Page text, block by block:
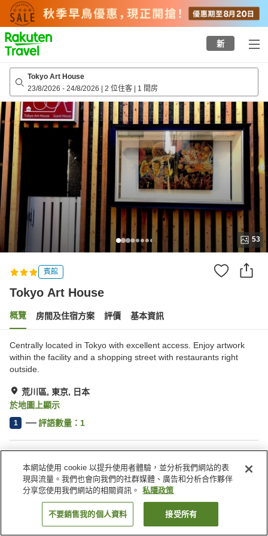
to
top
page
新
Tokyo Art House
23/8/2026 - 24/8/2026 | 2 位住客 | 1 間房
53
賓館
Tokyo Art House
概覽 房間及住宿方案 評價 基本資訊
Centrally located in Tokyo with excellent access. Enjoy artwork
within the facility and a shopping street with restaurants right
outside.
荒川區, 東京, 日本
於地圖上顯示
1 評語數量： 1
休息室
免費洗衣房
收費洗衣房
日本 東京 荒川區 Tokyo Art House
找客房
本網站使用 cookie 以提升使用者體驗，並分析我們網站的表
現與流量。我們也會向我們的社群媒體、廣告和分析合作夥伴
分享您使用我們網站的相關資訊。
私隱政策
不要銷售我的個人資料 接受所有